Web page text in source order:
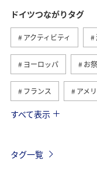
ドイツつながりタグ
アクティビティ
ヨーロッパ お
フランス アメ
旅ナカ
すべて表示
タグ一覧